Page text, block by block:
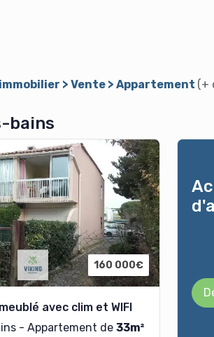
> Vente > Appartement (+
bains
160 000€
avec clim et WIFI
- Appartement de 33m²